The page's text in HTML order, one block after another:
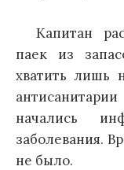
Капитан
паек из
хватить лишь
начались
заболевания.
не было.